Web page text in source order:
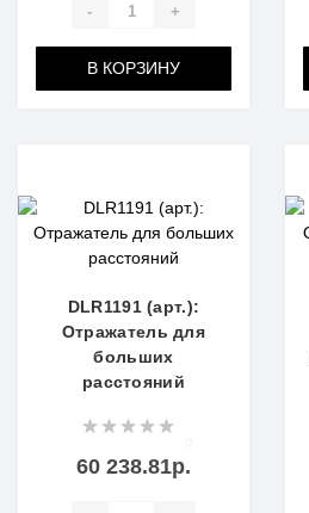
- +
В КОРЗИНУ
DLR1191 (арт.):
Отражатель для
больших
расстояний
60 238.81р.